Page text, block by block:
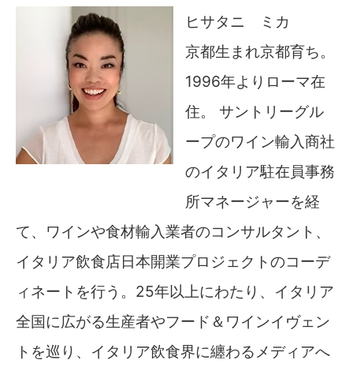
ヒサタニ ミカ
京都生まれ京都育ち。
1996年よりローマ在
住。 サントリーグル
ープのワイン輸入商社
のイタリア駐在員事務
所マネージャーを経
て、ワインや食材輸入業者のコンサルタント、
イタリア飲食店日本開業プロジェクトのコーデ
ィネートを行う。25年以上にわたり、イタリア
全国に広がる生産者やフード＆ワインイヴェン
トを巡り、イタリア飲食界に纏わるメディアへ